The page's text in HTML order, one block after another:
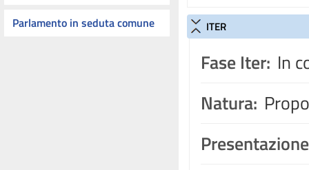
Parlamento in seduta comune
ITER
Fase Iter: In
Natura: